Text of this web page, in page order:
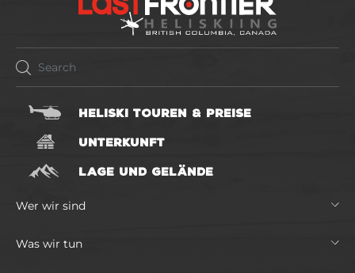
HELISKI TOUREN & PREISE
UNTERKUNFT
LAGE UND GELÄNDE
Wer wir sind
Was wir tun